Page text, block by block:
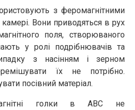
з феромагнітними
Вони приводяться в рух
поля, створюваного
у ролі подрібнювачів та
з насінням і зерном
їх не потрібно.
посівний матеріал.
голки в АВС не